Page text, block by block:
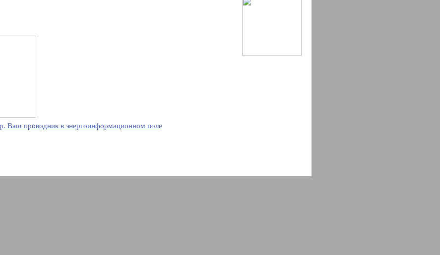
Ваш проводник в энергоинформационном поле